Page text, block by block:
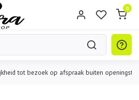
0
tot bezoek op afspraak buiten openingstijden